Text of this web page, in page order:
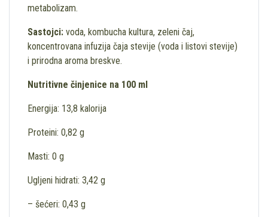
metabolizam.
Sastojci: voda, kombucha kultura, zeleni čaj,
koncentrovana infuzija čaja stevije (voda i listovi stevije)
i prirodna aroma breskve.
Nutritivne činjenice na 100 ml
Energija: 13,8 kalorija
Proteini: 0,82 g
Masti: 0 g
Ugljeni hidrati: 3,42 g
– šećeri: 0,43 g